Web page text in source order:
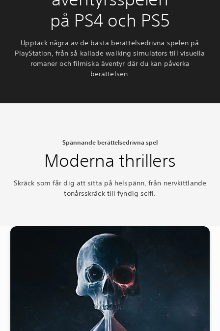
på PS4 och PS5
Upptäck några av de bästa berättelsedrivna spelen på
PlayStation, från så kallade walking simulators till visuella
romaner och filmiska äventyr där du kan påverka
berättelsen.
Spännande berättelsedrivna spel
Moderna thrillers
Skräck som får dig att sitta på helspänn, från nervkittlande
tonårsskräck till fyndig scifi.